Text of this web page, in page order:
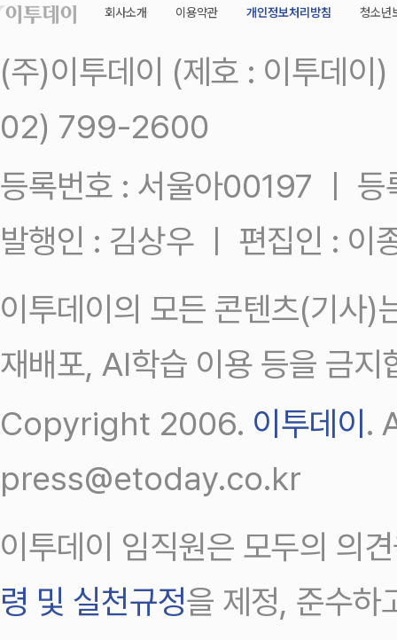
회사소개 이용약관 개인정보처리방침 청소년
(주)이투데이 (제호 : 이투데
02) 799-2600
등록번호 : 서울아00197 ㅣ
발행인 : 김상우 ㅣ 편집인 : 이
이투데이의 모든 콘텐츠(기사)
재배포, AI학습 이용 등을 금지
Copyright 2006. 이투데이.
press@etoday.co.kr
이투데이 임직원은 모두의 의
령 및 실천규정을 제정, 준수하